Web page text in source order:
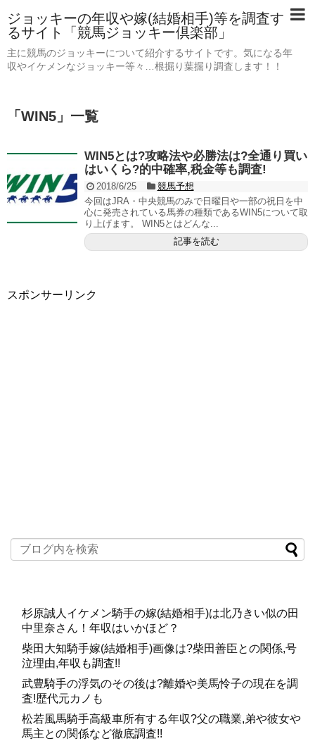
ジョッキーの年収や嫁(結婚相手)等を調査す
るサイト「競馬ジョッキー倶楽部」
主に競馬のジョッキーについて紹介するサイトです。気になる年
収やイケメンなジョッキー等々…根掘り葉掘り調査します！！
「 WIN5 」 一覧
WIN5とは?攻略法や必勝法は?全通り買い
はいくら?的中確率,税金等も調査!
2018/6/25
競馬予想
今回はJRA・中央競馬のみで日曜日や一部の祝日を中
心に発売されている馬券の種類であるWIN5について取
り上げます。 WIN5とはどんな...
記事を読む
スポンサーリンク
杉原誠人イケメン騎手の嫁(結婚相手)は北乃きい似の田
中里奈さん！年収はいかほど？
柴田大知騎手嫁(結婚相手)画像は?柴田善臣との関係,号
泣理由,年収も調査!!
武豊騎手の浮気のその後は?離婚や美馬怜子の現在を調
査!歴代元カノも
松若風馬騎手高級車所有する年収?父の職業,弟や彼女や
馬主との関係など徹底調査!!